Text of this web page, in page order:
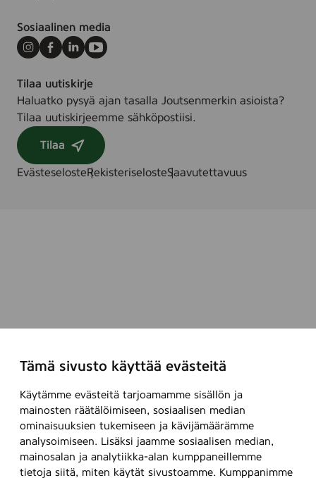
Tämä sivusto käyttää evästeitä
Käytämme evästeitä tarjoamamme sisällön ja
mainosten räätälöimiseen, sosiaalisen median
ominaisuuksien tukemiseen ja kävijämäärämme
analysoimiseen. Lisäksi jaamme sosiaalisen median,
mainosalan ja analytiikka-alan kumppaneillemme
tietoja siitä, miten käytät sivustoamme. Kumppanimme
Sosiaalinen media
Instagram
Facebook
LinkedInYoutube
Tilaa uutiskirje
Haluatko pysyä ajan tasalla Joutsenmerkin asioista?
Tilaa uutiskirjeemme sähköpostiisi.
Tilaa
EvästeselosteRekisteriselosteSaavutettavuus